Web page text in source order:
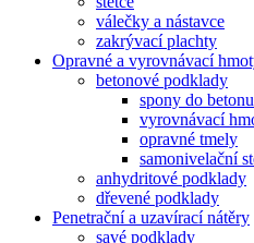
válečky a nástavce
zakrývací plachty
Opravné a vyrovnávací
betonové podklady
spony do betonu
vyrovnávací
opravné tmely
samonivelační
anhydritové podklady
dřevené podklady
Penetrační a uzavírací nátěry
savé podklady